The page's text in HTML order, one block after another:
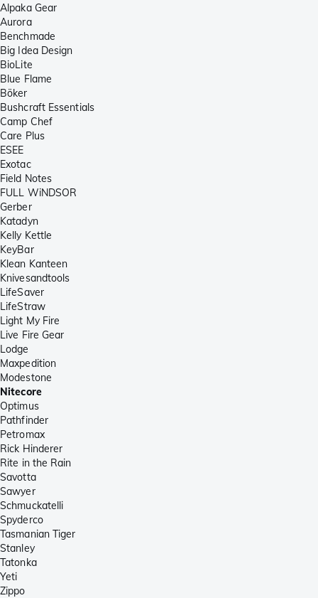
Alpaka Gear
Aurora
Benchmade
Big Idea Design
BioLite
Blue Flame
Böker
Bushcraft Essentials
Camp Chef
Care Plus
ESEE
Exotac
Field Notes
FULL WiNDSOR
Gerber
Katadyn
Kelly Kettle
KeyBar
Klean Kanteen
Knivesandtools
LifeSaver
LifeStraw
Light My Fire
Live Fire Gear
Lodge
Maxpedition
Modestone
Nitecore
Optimus
Pathfinder
Petromax
Rick Hinderer
Rite in the Rain
Savotta
Sawyer
Schmuckatelli
Spyderco
Tasmanian Tiger
Stanley
Tatonka
Yeti
Zippo